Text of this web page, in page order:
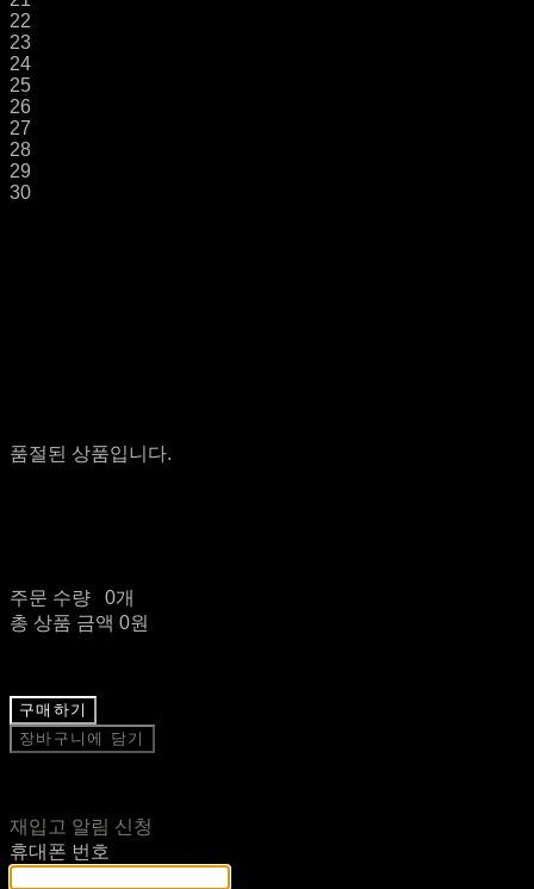
22
23
24
25
26
27
28
29
30
품절된 상품입니다.
주문 수량
0개
총 상품 금액 0원
구매하기
장바구니에 담기
재입고 알림 신청
휴대폰 번호